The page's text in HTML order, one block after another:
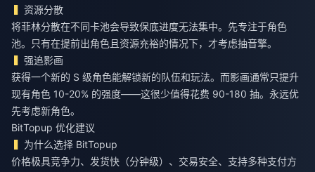
资源分散
将菲林分散在不同卡池会导致保底进度无法集中。先专注于角色
池。只有在提前出角色且资源充裕的情况下，才考虑抽音擎。
强追影画
获得一个新的 S 级角色能解锁新的队伍和玩法。而影画通常只提升
现有角色 10-20% 的强度——这很少值得花费 90-180 抽。永远优
先考虑新角色。
BitTopup 优化建议
为什么选择 BitTopup
价格极具竞争力、发货快（分钟级）、交易安全、支持多种支付方